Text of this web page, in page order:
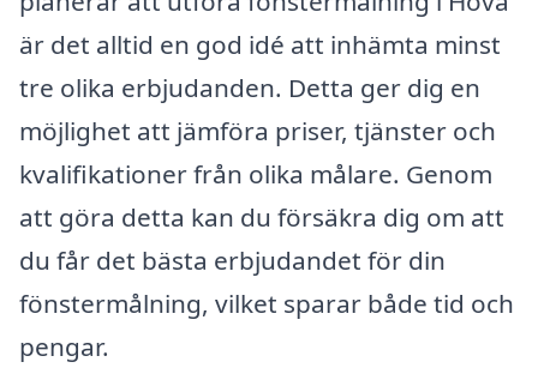
är det alltid en god idé att inhämta minst
tre olika erbjudanden. Detta ger dig en
möjlighet att jämföra priser, tjänster och
kvalifikationer från olika målare. Genom
att göra detta kan du försäkra dig om att
du får det bästa erbjudandet för din
fönstermålning, vilket sparar både tid och
pengar.